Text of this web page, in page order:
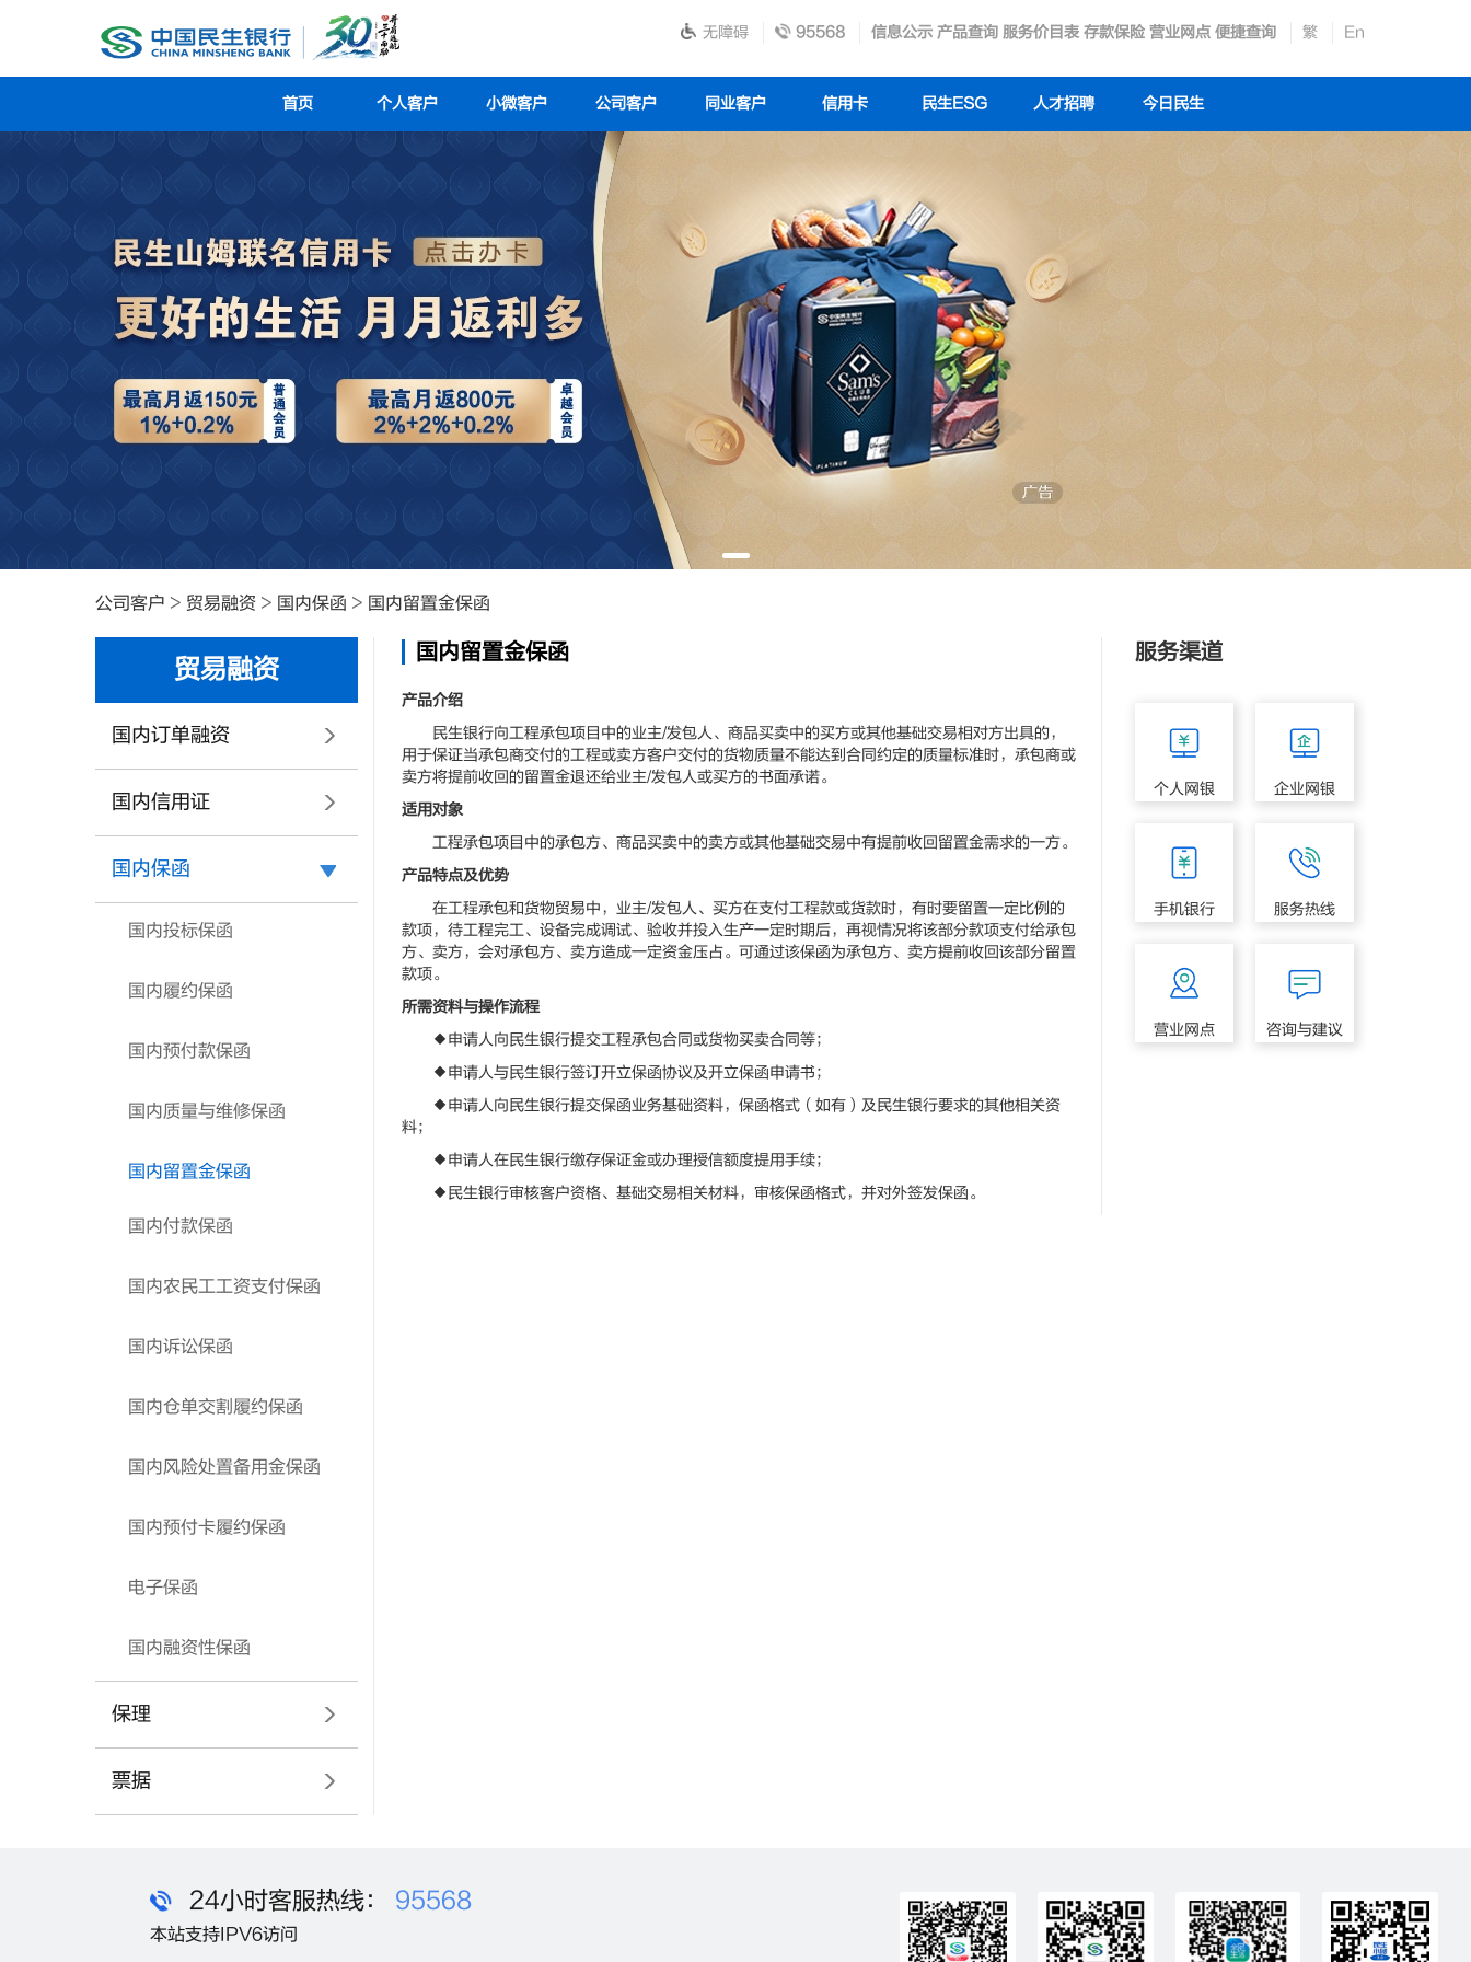
无障碍 95568 信息公示 产品查询 服务价目表 存款保险 营业网点 便捷查询 繁 En
首页 个人客户 小微客户 公司客户 同业客户 信用卡 民生ESG 人才招聘 今日民生
公司客户 > 贸易融资 > 国内保函 > 国内留置金保函
贸易融资
国内订单融资
国内信用证
国内保函
国内投标保函
国内履约保函
国内预付款保函
国内质量与维修保函
国内留置金保函
国内付款保函
国内农民工工资支付保函
国内诉讼保函
国内仓单交割履约保函
国内风险处置备用金保函
国内预付卡履约保函
电子保函
国内融资性保函
保理
票据
国内留置金保函
产品介绍
民生银行向工程承包项目中的业主/发包人、商品买卖中的买方或其他基础交易相对方出具的，
用于保证当承包商交付的工程或卖方客户交付的货物质量不能达到合同约定的质量标准时，承包商或
卖方将提前收回的留置金退还给业主/发包人或买方的书面承诺。
适用对象
工程承包项目中的承包方、商品买卖中的卖方或其他基础交易中有提前收回留置金需求的一方。
产品特点及优势
在工程承包和货物贸易中，业主/发包人、买方在支付工程款或货款时，有时要留置一定比例的
款项，待工程完工、设备完成调试、验收并投入生产一定时期后，再视情况将该部分款项支付给承包
方、卖方，会对承包方、卖方造成一定资金压占。可通过该保函为承包方、卖方提前收回该部分留置
款项。
所需资料与操作流程
◆申请人向民生银行提交工程承包合同或货物买卖合同等；
◆申请人与民生银行签订开立保函协议及开立保函申请书；
◆申请人向民生银行提交保函业务基础资料，保函格式（如有）及民生银行要求的其他相关资
料；
◆申请人在民生银行缴存保证金或办理授信额度提用手续；
◆民生银行审核客户资格、基础交易相关材料，审核保函格式，并对外签发保函。
服务渠道
个人网银 企业网银
手机银行 服务热线
营业网点 咨询与建议
24小时客服热线： 95568
本站支持IPV6访问